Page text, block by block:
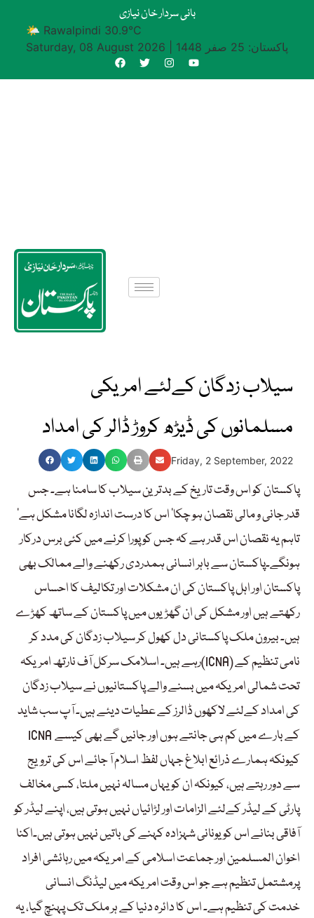
بانی سردار خان نیازی
🌤 Rawalpindi 30.9°C
Saturday, 08 August 2026
پاکستان: 25 صفر 1448
سیلاب زدگان کےلئے امریکی
مسلمانوں کی ڈیڑھ کروڑ ڈالر کی امداد
Friday, 2 September, 2022
پاکستان کو اس وقت تاریخ کے بدترین سیلاب کا سامنا ہے۔ جس
قدر جانی و مالی نقصان ہو چکا‘ اس کا درست اندازہ لگانا مشکل ہے‘
تاہم یہ نقصان اس قدر ہے کہ جس کو پورا کرنے میں کئی برس درکار
ہونگے۔پاکستان سے باہر انسانی ہمدردی رکھنے والے ممالک بھی
پاکستان اور اہل پاکستان کی ان مشکلات اور تکالیف کا احساس
رکھتے ہیں اور مشکل کی ان گھڑیوں میں پاکستان کے ساتھ کھڑے
ہیں۔ بیرون ملک پاکستانی دل کھول کر سیلاب زدگان کی مدد کر
رہے ہیں۔ اسلامک سرکل آف نارتھ امریکہ(ICNA) نامی تنظیم کے
تحت شمالی امریکہ میں بسنے والے پاکستانیوں نے سیلاب زدگان
کی امداد کےلئے لاکھوں ڈالرز کے عطیات دیئے ہیں۔ آپ سب شاید
ICNA کے بارے میں کم ہی جانتے ہوں اور جانیں گے بھی کیسے
کیونکہ ہمارے ذرائع ابلاغ جہاں لفظ اسلام آ جائے اس کی ترویج
سے دور رہتے ہیں، کیونکہ ان کو یہاں مسالہ نہیں ملتا، کسی مخالف
پارٹی کے لیڈر کےلئے الزامات اور لڑائیاں نہیں ہوتی ہیں، اپنے لیڈر کو
آفاقی بنانے اس کو یونانی شہزادہ کہنے کی باتیں نہیں ہوتی ہیں۔اکنا
اخوان المسلمین اور جماعت اسلامی کے امریکہ میں رہائشی افراد
پرمشتمل تنظیم ہے جو اس وقت امریکہ میں لیڈنگ انسانی
خدمت کی تنظیم ہے۔ اس کا دائرہ دنیا کے ہر ملک تک پہنچ گیا، یہ